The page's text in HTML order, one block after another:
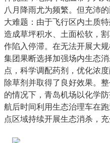
八月降雨尤为频繁。但充沛
大难题：由于飞行区内土质
造成草坪积水、土面松软，
作陷入停滞。在无法开展大
集团果断选择加强场内生态
点，科学调配药剂，优化浓
除草剂并取得了良好效果。
的情况下，青岛机场以化学
航后时间利用生态治理车在
点区域持续开展生态消杀，